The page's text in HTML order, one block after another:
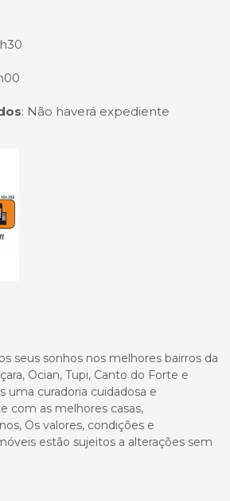
: Não haverá expediente
seus sonhos nos melhores bairros da
Ocian, Tupi, Canto do Forte e
uma curadoria cuidadosa e
com as melhores casas,
Os valores, condições e
estão sujeitos a alterações sem